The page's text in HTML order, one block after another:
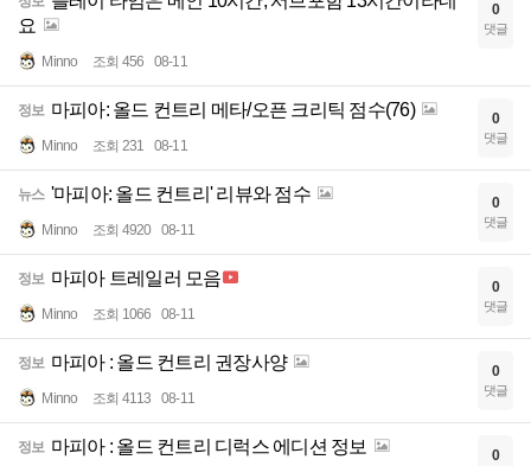
요
Minno 조회 456 08-11
0
댓글
정보 마피아: 올드 컨트리 메타/오픈 크리틱 점수(76)
Minno 조회 231 08-11
0
댓글
뉴스 '마피아: 올드 컨트리' 리뷰와 점수
Minno 조회 4920 08-11
0
댓글
정보 마피아 트레일러 모음
Minno 조회 1066 08-11
0
댓글
정보 마피아 : 올드 컨트리 권장사양
Minno 조회 4113 08-11
0
댓글
정보 마피아 : 올드 컨트리 디럭스 에디션 정보 0